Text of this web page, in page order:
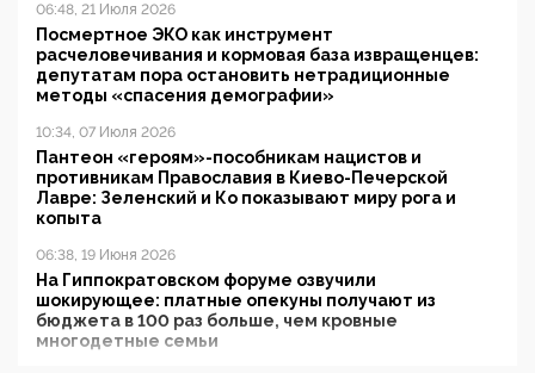
06:48, 21 Июля 2026
Посмертное ЭКО как инструмент
расчеловечивания и кормовая база извращенцев:
депутатам пора остановить нетрадиционные
методы «спасения демографии»
10:34, 07 Июля 2026
Пантеон «героям»-пособникам нацистов и
противникам Православия в Киево-Печерской
Лавре: Зеленский и Ко показывают миру рога и
копыта
06:38, 19 Июня 2026
На Гиппократовском форуме озвучили
шокирующее: платные опекуны получают из
бюджета в 100 раз больше, чем кровные
многодетные семьи